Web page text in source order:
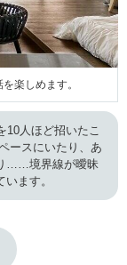
楽しめます。
10人ほど招いたこ
ースにいたり、あ
……境界線が曖昧
ます。